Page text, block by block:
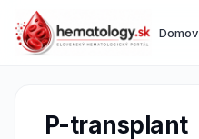
Domov
P-transplant